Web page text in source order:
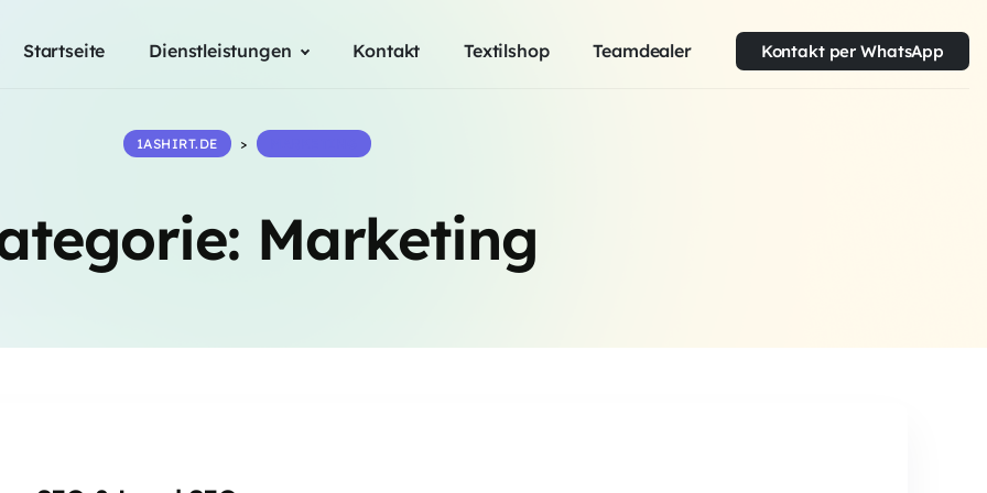
Startseite Dienstleistungen Kontakt Textilshop Teamdealer Kontakt per WhatsApp
Marketing
1ASHIRT.DE >